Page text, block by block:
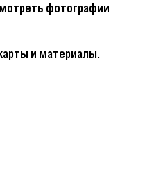
фотографии
и материалы.